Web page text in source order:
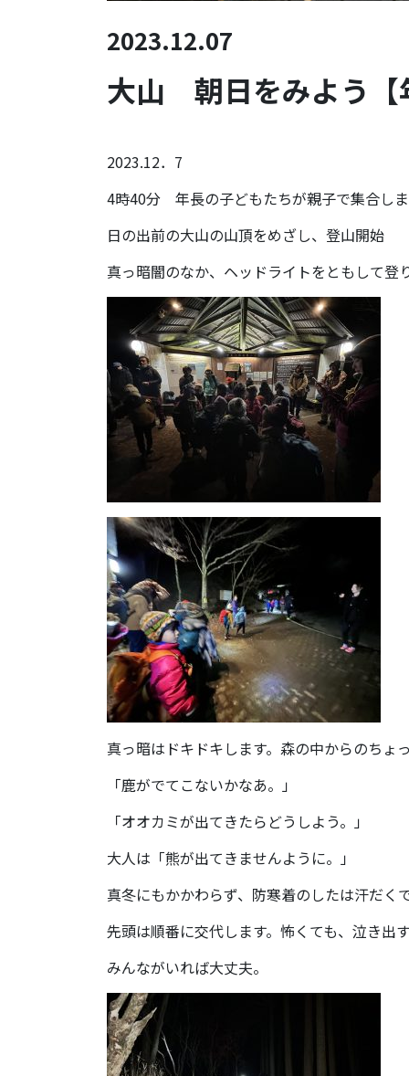
2023.12.07
大山 朝日をみよう【
2023.12．7
4時40分 年長の子どもたちが親子で集合しま
日の出前の大山の山頂をめざし、登山開始
真っ暗闇のなか、ヘッドライトをともして登り
真っ暗はドキドキします。森の中からのちょ
「鹿がでてこないかなあ。」
「オオカミが出てきたらどうしよう。」
大人は「熊が出てきませんように。」
真冬にもかかわらず、防寒着のしたは汗だくで
先頭は順番に交代します。怖くても、泣き出
みんながいれば大丈夫。